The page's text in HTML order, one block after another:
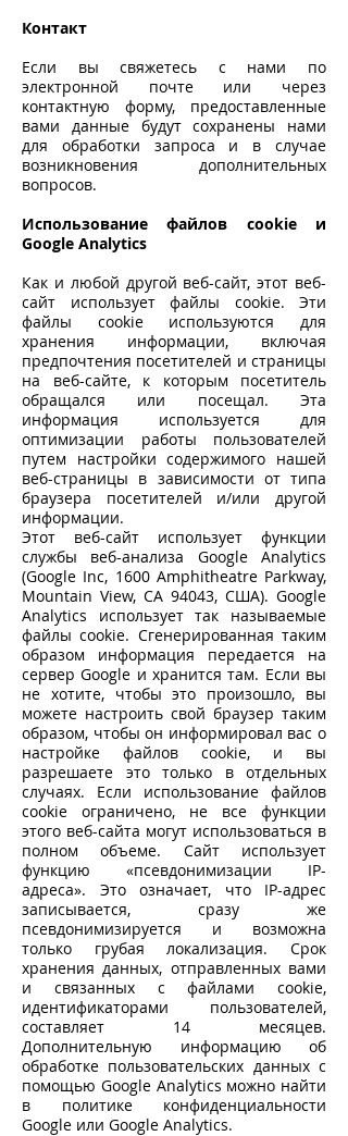
Контакт
Если вы свяжетесь с нами по
электронной почте или через
контактную форму, предоставленные
вами данные будут сохранены нами
для обработки запроса и в случае
возникновения дополнительных
вопросов.
Использование файлов cookie и
Google Analytics
Как и любой другой веб-сайт, этот веб-
сайт использует файлы cookie. Эти
файлы cookie используются для
хранения информации, включая
предпочтения посетителей и страницы
на веб-сайте, к которым посетитель
обращался или посещал. Эта
информация используется для
оптимизации работы пользователей
путем настройки содержимого нашей
веб-страницы в зависимости от типа
браузера посетителей и/или другой
информации.
Этот веб-сайт использует функции
службы веб-анализа Google Analytics
(Google Inc, 1600 Amphitheatre Parkway,
Mountain View, CA 94043, США). Google
Analytics использует так называемые
файлы cookie. Сгенерированная таким
образом информация передается на
сервер Google и хранится там. Если вы
не хотите, чтобы это произошло, вы
можете настроить свой браузер таким
образом, чтобы он информировал вас о
настройке файлов cookie, и вы
разрешаете это только в отдельных
случаях. Если использование файлов
cookie ограничено, не все функции
этого веб-сайта могут использоваться в
полном объеме. Сайт использует
функцию «псевдонимизации IP-
адреса». Это означает, что IP-адрес
записывается, сразу же
псевдонимизируется и возможна
только грубая локализация. Срок
хранения данных, отправленных вами
и связанных с файлами cookie,
идентификаторами пользователей,
составляет 14 месяцев.
Дополнительную информацию об
обработке пользовательских данных с
помощью Google Analytics можно найти
в политике конфиденциальности
Google или Google Analytics.